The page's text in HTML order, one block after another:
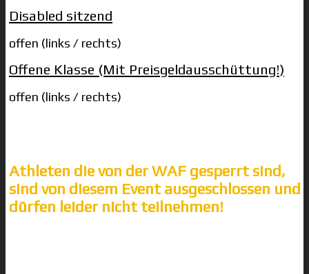
Disabled sitzend
offen (links / rechts)
Offene Klasse (Mit Preisgeldausschüttung!)
offen (links / rechts)
Athleten die von der WAF gesperrt sind,
sind von diesem Event ausgeschlossen und
dürfen leider nicht teilnehmen!